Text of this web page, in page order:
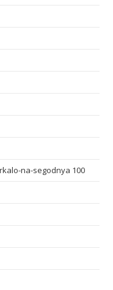
na-segodnya 100